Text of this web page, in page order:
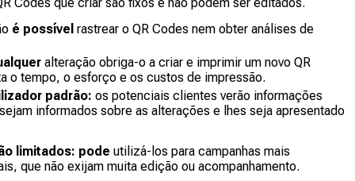
é possível rastrear o QR Codes nem obter análises de
alteração obriga-o a criar e imprimir um novo QR
o tempo, o esforço e os custos de impressão.
padrão: os potenciais clientes verão informações
informados sobre as alterações e lhes seja apresentado
limitados: pode utilizá-los para campanhas mais
que não exijam muita edição ou acompanhamento.